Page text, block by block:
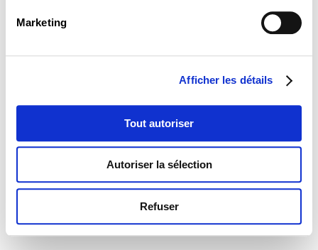
Marketing
Afficher les détails
Tout autoriser
Autoriser la sélection
Refuser